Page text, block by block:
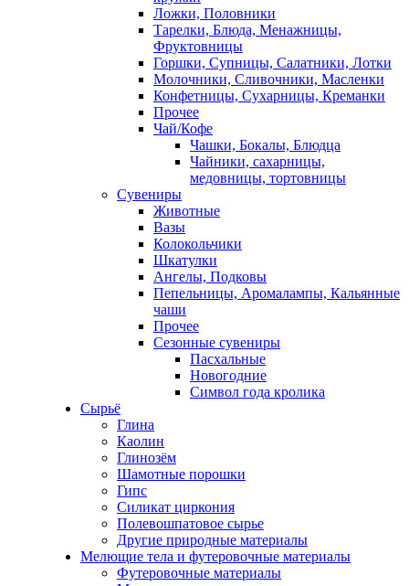
Ложки, Половники
Тарелки, Блюда, Менажницы,
Фруктовницы
Горшки, Супницы, Салатники, Лотки
Молочники, Сливочники, Масленки
Конфетницы, Сухарницы, Креманки
Прочее
Чай/Кофе
Чашки, Бокалы, Блюдца
Чайники, сахарницы,
медовницы, тортовницы
Сувениры
Животные
Вазы
Колокольчики
Шкатулки
Ангелы, Подковы
Пепельницы, Аромалампы, Кальянные
чаши
Прочее
Сезонные сувениры
Пасхальные
Новогодние
Символ года кролика
Сырьё
Глина
Каолин
Глинозём
Шамотные порошки
Гипс
Силикат циркония
Полевошпатовое сырье
Другие природные материалы
Мелющие тела и футеровочные материалы
Футеровочные материалы